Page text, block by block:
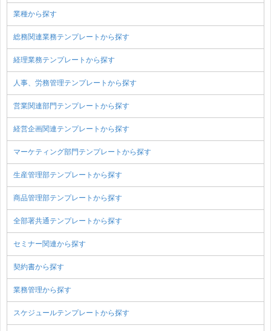
業種から探す
総務関連業務テンプレートから探す
経理業務テンプレートから探す
人事、労務管理テンプレートから探す
営業関連部門テンプレートから探す
経営企画関連テンプレートから探す
マーケティング部門テンプレートから探す
生産管理部テンプレートから探す
商品管理部テンプレートから探す
全部署共通テンプレートから探す
セミナー関連から探す
契約書から探す
業務管理から探す
スケジュールテンプレートから探す